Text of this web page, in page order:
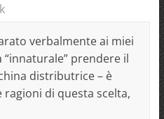
verbalmente ai miei
prendere il
distributrice – è
di questa scelta,